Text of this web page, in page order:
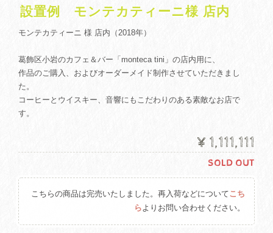
設置例 モンテカティーニ様 店内
モンテカティーニ 様 店内（2018年）
葛飾区小岩のカフェ＆バー「monteca tini」の店内用に、
作品のご購入、およびオーダーメイド制作させていただきまし
た。
コーヒーとウイスキー、音響にもこだわりのある素敵なお店で
す。
¥1,111,111
SOLD OUT
こちらの商品は完売いたしました。再入荷などについてこち
らよりお問い合わせください。